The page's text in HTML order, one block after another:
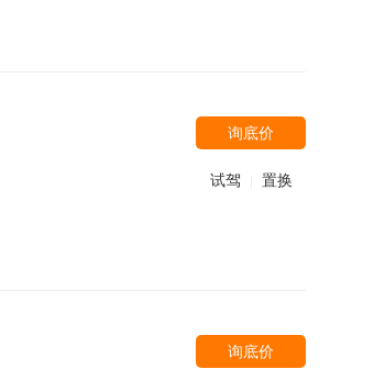
询底价
试驾 置换
询底价